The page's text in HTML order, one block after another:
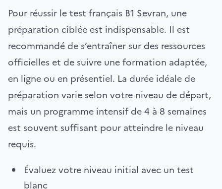
Pour réussir le test français B1 Sevran, une
préparation ciblée est indispensable. Il est
recommandé de s’entraîner sur des ressources
officielles et de suivre une formation adaptée,
en ligne ou en présentiel. La durée idéale de
préparation varie selon votre niveau de départ,
mais un programme intensif de 4 à 8 semaines
est souvent suffisant pour atteindre le niveau
requis.
Évaluez votre niveau initial avec un test
blanc